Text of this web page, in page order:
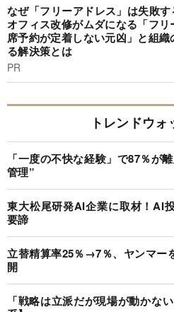
なぜ「フリーアドレス」は失敗
オフィス改修がムダになる「フ
席予約が定着しない元凶」と組
る解決策とは
PR
トレンドウォ
「一度の不快な経験」で87％
管理”
東大松尾研発AI企業に取材！AI
要諦
立替精算率25％→7％、ヤンマー
開
「戦略は立派だが現場が動かな